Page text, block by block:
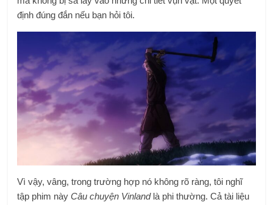
định đúng đắn nếu bạn hỏi tôi.
Vì vậy, vâng, trong trường hợp nó không rõ ràng, tôi nghĩ
tập phim nàyCâu chuyện Vinlandlà phi thường. Cả tài liệu